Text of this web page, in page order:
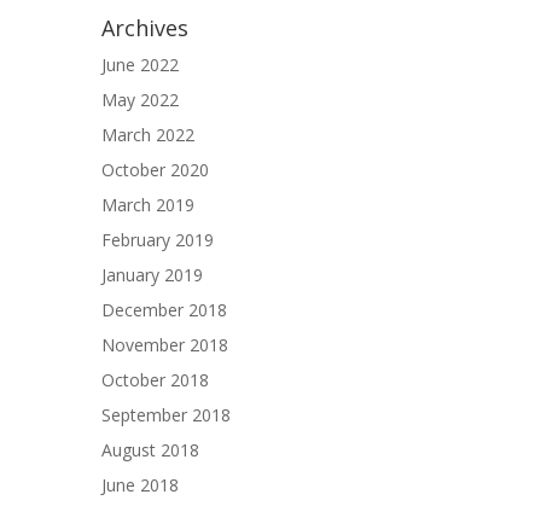
Archives
June 2022
May 2022
March 2022
October 2020
March 2019
February 2019
January 2019
December 2018
November 2018
October 2018
September 2018
August 2018
June 2018